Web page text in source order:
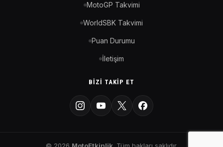
MotoGP Takvimi
WorldSBK Takvimi
Puan Durumu
İletişim
BIZI TAKIP ET